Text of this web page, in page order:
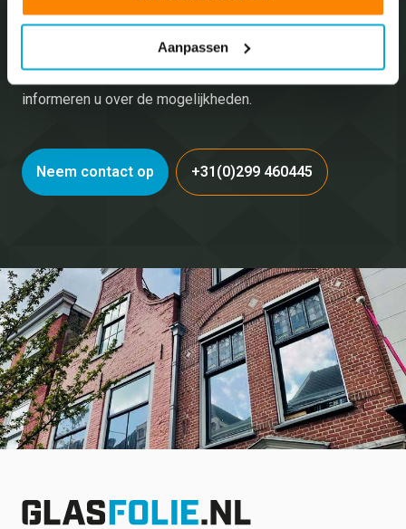
Aanpassen
op met ons!
Bent u nieuwsgierig naar wat wij allemaal voor u kunnen
betekenen? Neem dan contact met ons op en wij
informeren u over de mogelijkheden.
Neem contact op +31(0)299 460445